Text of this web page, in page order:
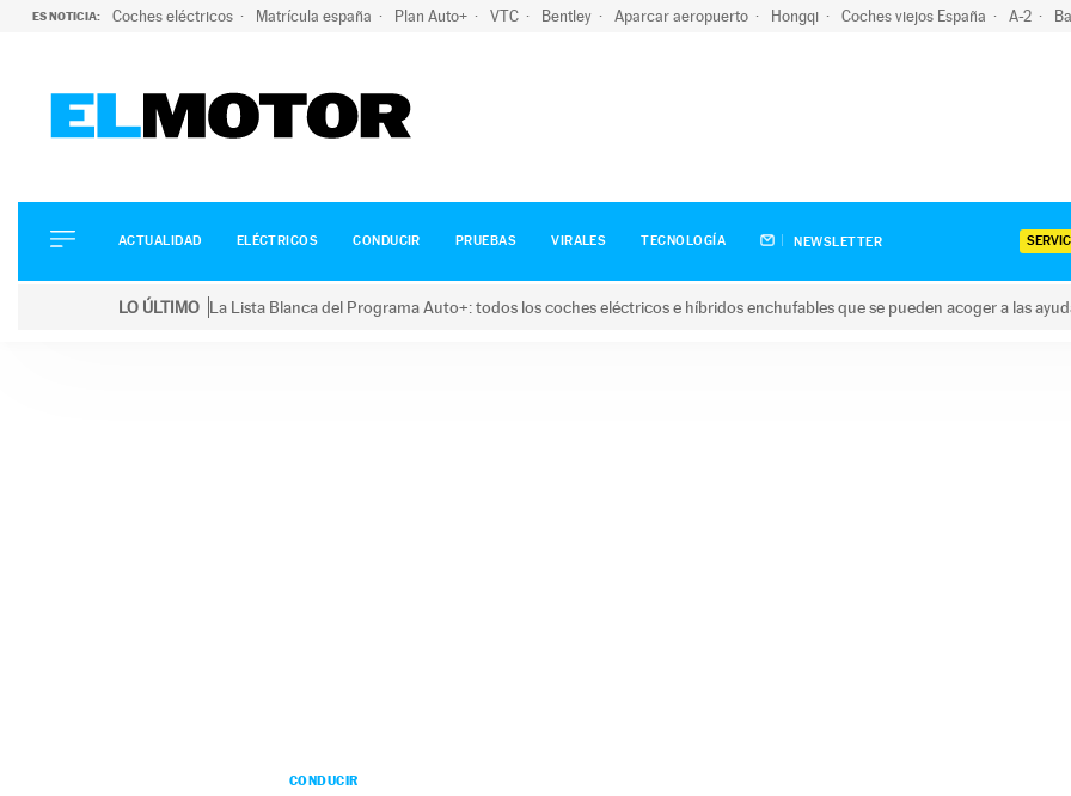
ES NOTICIA: Coches eléctricos Matrícula españa Plan Auto+ VTC Bentley Aparcar aeropuerto Hongqi Coches viejos España A-2
ELÉCTRICOS
CONDUCIR
ACTUALIDAD ELÉCTRICOS CONDUCIR PRUEBAS VIRALES TECNOLOGÍA NEWSLETTER
LO ÚLTIMO La Lista Blanca del Programa Auto+: todos los coches eléctricos e híbridos enchufables que se pueden acoger a las
CONDUCIR